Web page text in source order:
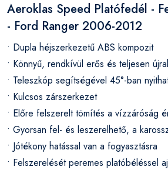
Aeroklas Speed Platófedél -
- Ford Ranger 2006-2012
• Dupla héjszerkezetű ABS kompozit
• Könnyű, rendkívül erős és teljesen
• Teleszkóp segítségével 45°-ban
• Kulcsos zárszerkezet
• Előre felszerelt tömítés a vízzáróság
• Gyorsan fel- és leszerelhető, a
• Jótékony hatással van a fogyasztásra
• Felszerelését peremes platóbéléssel